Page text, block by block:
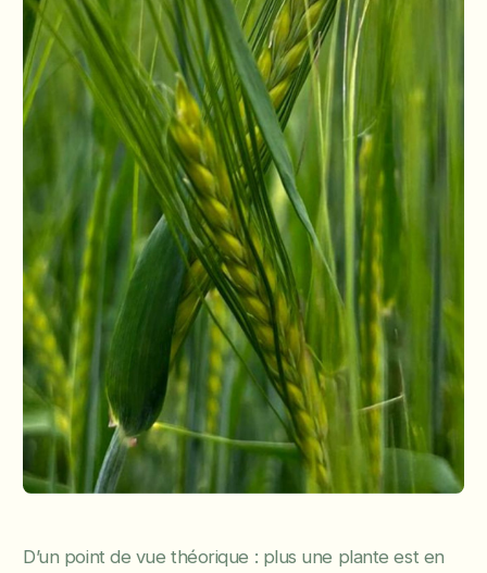
D’un point de vue théorique : plus une plante est en